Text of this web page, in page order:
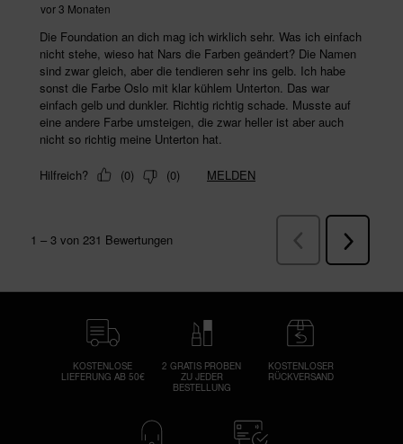
KOSTENLOSE
LIEFERUNG AB 50€
2 GRATIS PROBEN
ZU JEDER
BESTELLUNG
KOSTENLOSER
RÜCKVERSAND